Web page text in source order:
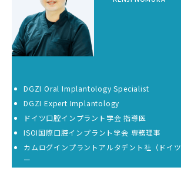
DGZI Oral Implantology Specialist
DGZI Expert Implantology
ドイツ口腔インプラント学会 指導医
ISOI国際口腔インプラント学会 専務理事
カムログインプラントアルタデント社（ドイ
ー